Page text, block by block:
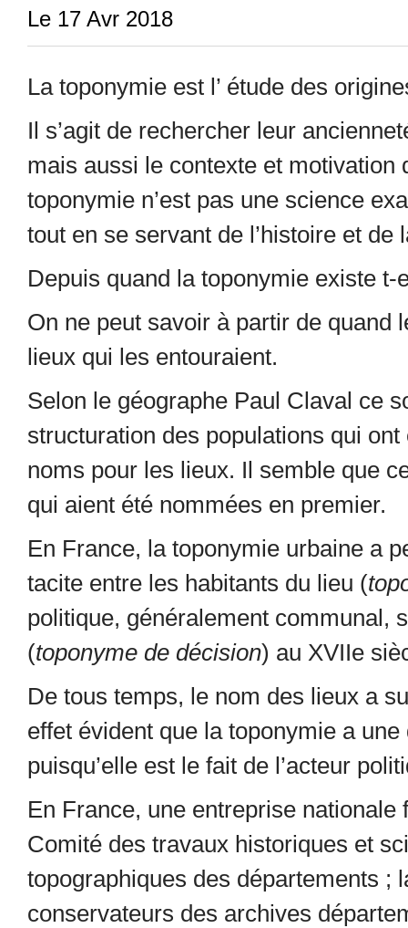
Le 17 Avr 2018
La toponymie est l’ étude des
Il s’agit de rechercher leur
mais aussi le contexte et
toponymie n’est pas une science
tout en se servant de l’histoire et de
Depuis quand la toponymie existe t-
On ne peut savoir à partir de quand
lieux qui les entouraient.
Selon le géographe Paul Claval ce
structuration des populations qui
noms pour les lieux. Il semble que
qui aient été nommées en premier.
En France, la toponymie urbaine a
tacite entre les habitants du lieu (
politique, généralement communal,
(toponyme de décision) au XVIIe
De tous temps, le nom des lieux a
effet évident que la toponymie a
puisqu’elle est le fait de l’acteur
En France, une entreprise nationale
Comité des travaux historiques et
topographiques des départements ;
conservateurs des archives